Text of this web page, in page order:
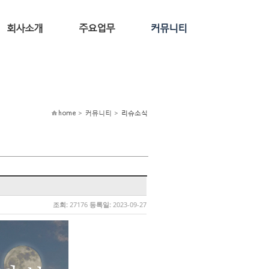
회사소개 주요업무 커뮤니티
home > 커뮤니티 > 리슈소식
조회: 27176 등록일: 2023-09-27